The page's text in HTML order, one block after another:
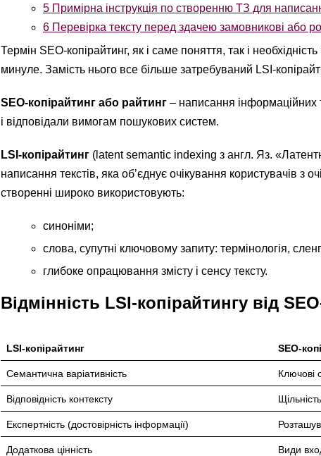
5 Примірна інструкція по створенню ТЗ для
6 Перевірка тексту перед здачею замовникові або
Термін SEO-копірайтинг, як і саме поняття, так і
минуле. Замість нього все більше затребуваний LSI-
SEO-копірайтинг або райтинг – написання інформаційних
і відповідали вимогам пошукових систем.
LSI-копірайтинг (latent semantic indexing з англ. Яз.
написання текстів, яка об’єднує очікування користувачів з
створенні широко використовують:
синоніми;
слова, супутні ключовому запиту: термінологія,
глибоке опрацювання змісту і сенсу тексту.
Відмінність LSI-копірайтингу від
LSI-копірайтинг SEO-
Семантична варіативність Ключові
Відповідність контексту
Експертність (достовірність інформації)
Додаткова цінність Види